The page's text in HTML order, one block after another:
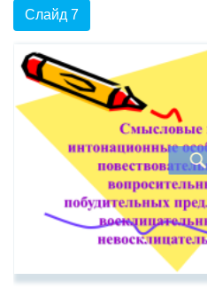
Слайд 7